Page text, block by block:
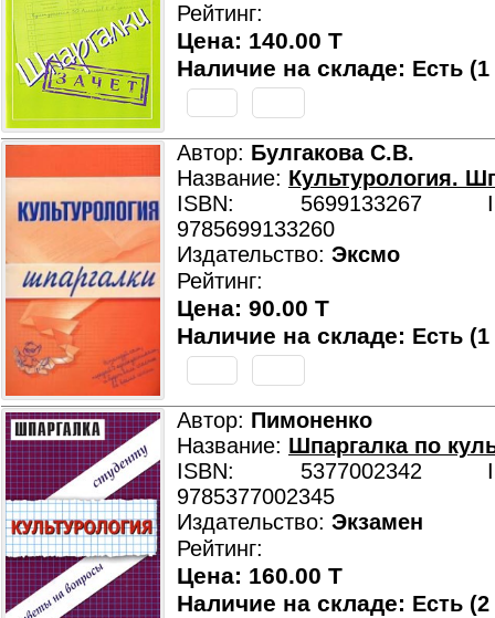
Рейтинг:
Цена: 140.00 T
Наличие на складе: Есть
Автор: Булгакова С.В.
Название: Культурология.
ISBN: 5699133267
9785699133260
Издательство: Эксмо
Рейтинг:
Цена: 90.00 T
Наличие на складе: Есть
Автор: Пимоненко
Название: Шпаргалка по
ISBN: 5377002342
9785377002345
Издательство: Экзамен
Рейтинг:
Цена: 160.00 T
Наличие на складе: Есть